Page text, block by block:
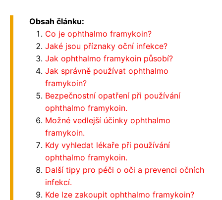
Obsah článku:
Co je ophthalmo framykoin?
Jaké jsou příznaky oční infekce?
Jak ophthalmo framykoin působí?
Jak správně používat ophthalmo
framykoin?
Bezpečnostní opatření při používání
ophthalmo framykoin.
Možné vedlejší účinky ophthalmo
framykoin.
Kdy vyhledat lékaře při používání
ophthalmo framykoin.
Další tipy pro péči o oči a prevenci očních
infekcí.
Kde lze zakoupit ophthalmo framykoin?